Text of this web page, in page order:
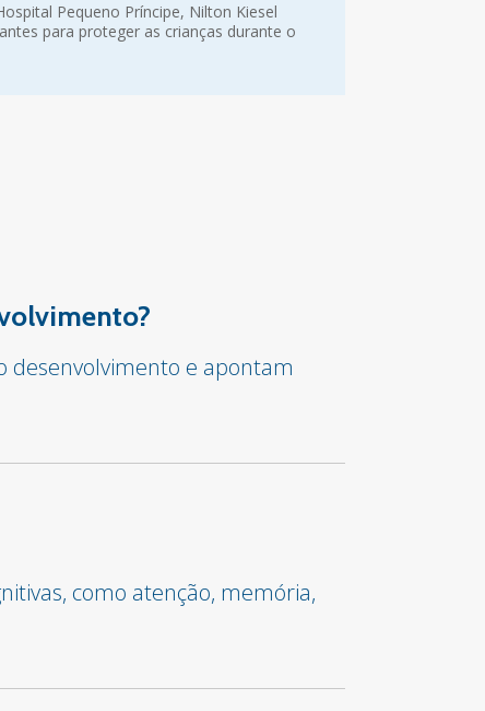
Pequeno Príncipe, Nilton Kiesel
para proteger as crianças durante o
desenvolvimento e apontam
como atenção, memória,